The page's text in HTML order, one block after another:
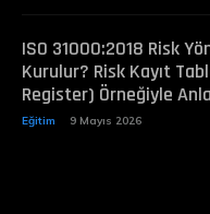
ISO 31000:2018 Risk
Kurulur? Risk Kayıt
Register) Örneğiyle
Eğitim 9 Mayıs 2026